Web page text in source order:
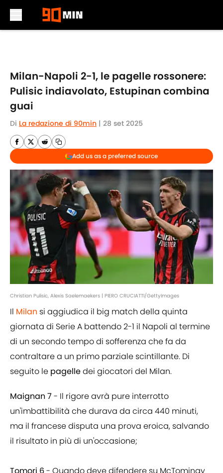
Milan-Napoli 2-1, le pagelle rossonere:
Pulisic indiavolato, Estupinan combina
guai
Di La redazione di 90min | 28 set 2025
Add us as a preferred source
Christian Pulisic, Alexis Saelemaekers | PIERO CRUCIATTI/GettyImages
Il Milan si aggiudica il big match della quinta
giornata di Serie A battendo 2-1 il Napoli al termine
di un secondo tempo di sofferenza che fa da
contraltare a un primo parziale scintillante. Di
seguito le pagelledei giocatori del Milan.
Maignan 7 - Il rigore avrà pure interrotto
un'imbattibilità che durava da circa 440 minuti,
ma il francese disputa una prova eroica, salvando
il risultato in più di un'occasione;